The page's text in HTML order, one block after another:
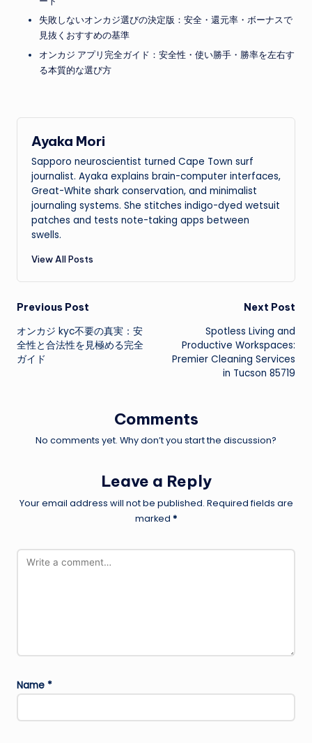
失敗しないオンカジ選びの決定版：安全・還元率・ボーナスで
見抜くおすすめの基準
オンカジ アプリ完全ガイド：安全性・使い勝手・勝率を左右す
る本質的な選び方
Ayaka Mori
Sapporo neuroscientist turned Cape Town surf
journalist. Ayaka explains brain-computer interfaces,
Great-White shark conservation, and minimalist
journaling systems. She stitches indigo-dyed wetsuit
patches and tests note-taking apps between
swells.
View All Posts
Post
navigation
Previous Post
オンカジ kyc不要の真実：安
全性と合法性を見極める完全
ガイド
Next Post
Spotless Living and
Productive Workspaces:
Premier Cleaning Services
in Tucson 85719
Comments
No comments yet. Why don’t you start the discussion?
Leave a Reply
Your email address will not be published. Required fields are
marked *
Name *